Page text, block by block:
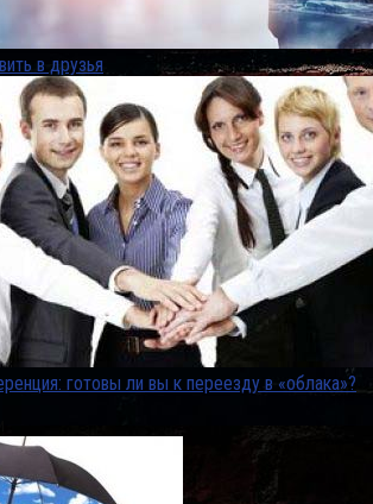
в друзья
готовы ли вы к переезду в «облака»?